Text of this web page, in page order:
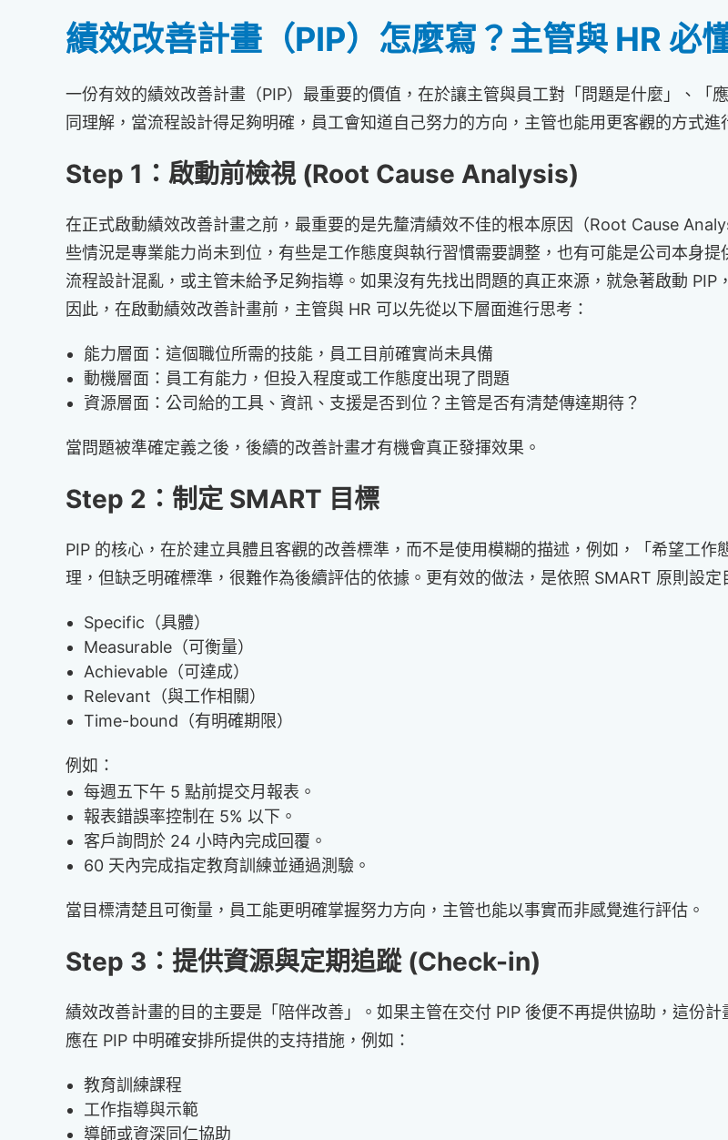
績效改善計畫（PIP）怎麼寫？主管與 HR 必
一份有效的績效改善計畫（PIP）最重要的價值，在於讓主管與員工對「問題是什麼」、「
同理解，當流程設計得足夠明確，員工會知道自己努力的方向，主管也能用更客觀的方式
Step 1：啟動前檢視 (Root Cause Analysis)
在正式啟動績效改善計畫之前，最重要的是先釐清績效不佳的根本原因（Root Cause
些情況是專業能力尚未到位，有些是工作態度與執行習慣需要調整，也有可能是公司本身
流程設計混亂，或主管未給予足夠指導。如果沒有先找出問題的真正來源，就急著啟動
因此，在啟動績效改善計畫前，主管與 HR 可以先從以下層面進行思考：
能力層面：這個職位所需的技能，員工目前確實尚未具備
動機層面：員工有能力，但投入程度或工作態度出現了問題
資源層面：公司給的工具、資訊、支援是否到位？主管是否有清楚傳達期待？
當問題被準確定義之後，後續的改善計畫才有機會真正發揮效果。
Step 2：制定 SMART 目標
PIP 的核心，在於建立具體且客觀的改善標準，而不是使用模糊的描述，例如，「希望工
理，但缺乏明確標準，很難作為後續評估的依據。更有效的做法，是依照 SMART 原則設定
Specific（具體）
Measurable（可衡量）
Achievable（可達成）
Relevant（與工作相關）
Time-bound（有明確期限）
例如：
每週五下午 5 點前提交月報表。
報表錯誤率控制在 5% 以下。
客戶詢問於 24 小時內完成回覆。
60 天內完成指定教育訓練並通過測驗。
當目標清楚且可衡量，員工能更明確掌握努力方向，主管也能以事實而非感覺進行評估。
Step 3：提供資源與定期追蹤 (Check-in)
績效改善計畫的目的主要是「陪伴改善」。如果主管在交付 PIP 後便不再提供協助，這份
應在 PIP 中明確安排所提供的支持措施，例如：
教育訓練課程
工作指導與示範
導師或資深同仁協助